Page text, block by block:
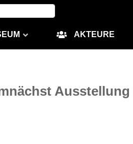
AKTEURE
Ausstellung